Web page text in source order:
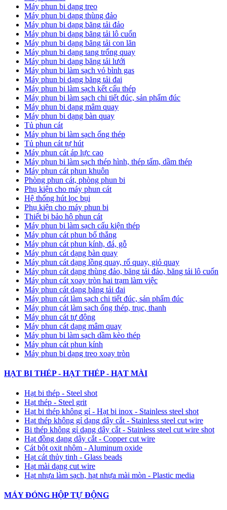
Máy phun bi dạng treo
Máy phun bi dạng thùng đảo
Máy phun bi dạng băng tải đảo
Máy phun bi dạng băng tải lô cuốn
Máy phun bi dạng băng tải con lăn
Máy phun bi dạng tang trống quay
Máy phun bi dạng băng tải lưới
Máy phun bi làm sạch vỏ bình gas
Máy phun bi dạng băng tải đai
Máy phun bi làm sạch kết cấu thép
Máy phun bi làm sạch chi tiết đúc, sản phẩm đúc
Máy phun bi dạng mâm quay
Máy phun bi dạng bàn quay
Tủ phun cát
Máy phun bi làm sạch ống thép
Tủ phun cát tự hút
Máy phun cát áp lực cao
Máy phun bi làm sạch thép hình, thép tấm, dầm thép
Máy phun cát phun khuôn
Phòng phun cát, phòng phun bi
Phụ kiện cho máy phun cát
Hệ thống hút lọc bụi
Phụ kiện cho máy phun bi
Thiết bị bảo hộ phun cát
Máy phun bi làm sạch cấu kiện thép
Máy phun cát phun bố thắng
Máy phun cát phun kính, đá, gỗ
Máy phun cát dạng bàn quay
Máy phun cát dạng lồng quay, rổ quay, giỏ quay
Máy phun cát dạng thùng đảo, băng tải đảo, băng tải lô cuốn
Máy phun cát xoay tròn hai trạm làm việc
Máy phun cát dạng băng tải đai
​Máy phun cát làm sạch chi tiết đúc, sản phẩm đúc
Máy phun cát làm sạch ống thép, trục, thanh
Máy phun cát tự động
​Máy phun cát dạng mâm quay
Máy phun bi làm sạch dầm kèo thép
Máy phun cát phun kính
Máy phun bi dạng treo xoay tròn
HẠT BI THÉP - HẠT THÉP - HẠT MÀI
Hạt bi thép - Steel shot
Hạt thép - Steel grit
Hạt bi thép không gỉ - Hạt bi inox - Stainless steel shot
Hạt thép không gỉ dạng dây cắt - Stainless steel cut wire
Bi thép không gỉ dạng dây cắt - Stainless steel cut wire shot
Hạt đồng dạng dây cắt - Copper cut wire
Cát bột oxit nhôm - Aluminum oxide
Hạt cát thủy tinh - Glass beads
Hạt mài dạng cut wire
Hạt nhựa làm sạch, hạt nhựa mài mòn - Plastic media
MÁY ĐÓNG HỘP TỰ ĐỘNG